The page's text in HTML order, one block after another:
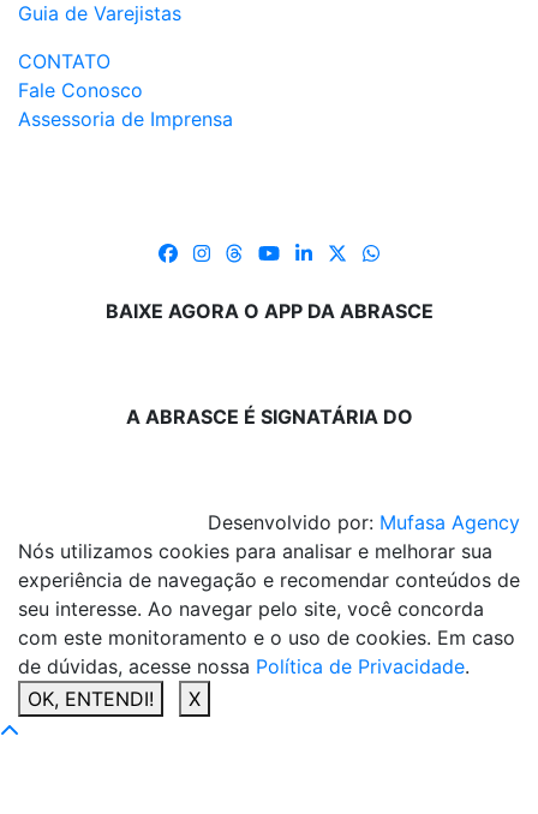
Guia de Varejistas
CONTATO
Fale Conosco
Assessoria de Imprensa
BAIXE AGORA O APP DA ABRASCE
A ABRASCE É SIGNATÁRIA DO
Desenvolvido por: Mufasa Agency
Nós utilizamos cookies para analisar e melhorar sua
experiência de navegação e recomendar conteúdos de
seu interesse. Ao navegar pelo site, você concorda
com este monitoramento e o uso de cookies. Em caso
de dúvidas, acesse nossa Política de Privacidade.
OK, ENTENDI!
X